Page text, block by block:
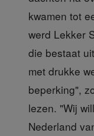
kwamen tot
werd Lekker
die bestaat
met drukke
beperking",
lezen. "Wij
Nederland